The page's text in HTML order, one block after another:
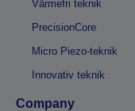
Värmefri teknik
PrecisionCore
Micro Piezo-teknik
Innovativ teknik
Company